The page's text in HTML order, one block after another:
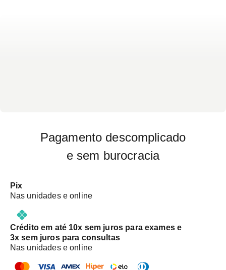
Pagamento descomplicado
e sem burocracia
Pix
Nas unidades e online
Crédito em até 10x sem juros para exames e
3x sem juros para consultas
Nas unidades e online